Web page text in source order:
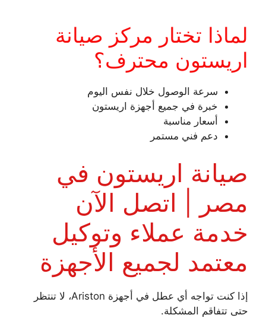
لماذا تختار مركز صيانة
اريستون محترف؟
سرعة الوصول خلال نفس اليوم
خبرة في جميع أجهزة اريستون
أسعار مناسبة
دعم فني مستمر
صيانة اريستون في
مصر | اتصل الآن
خدمة عملاء وتوكيل
معتمد لجميع الأجهزة
إذا كنت تواجه أي عطل في أجهزة Ariston، لا تنتظر
حتى تتفاقم المشكلة.